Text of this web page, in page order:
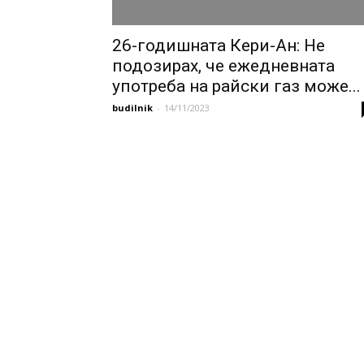
26-годишната Кери-Ан: Не
подозирах, че ежедневната
употреба на райски газ може...
budilnik - 14/11/2023